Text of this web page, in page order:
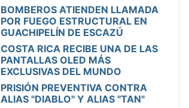
BOMBEROS ATIENDEN LLAMADA
POR FUEGO ESTRUCTURAL EN
GUACHIPELÍN DE ESCAZÚ
COSTA RICA RECIBE UNA DE LAS
PANTALLAS OLED MÁS
EXCLUSIVAS DEL MUNDO
PRISIÓN PREVENTIVA CONTRA
ALIAS "DIABLO" Y ALIAS "TAN"